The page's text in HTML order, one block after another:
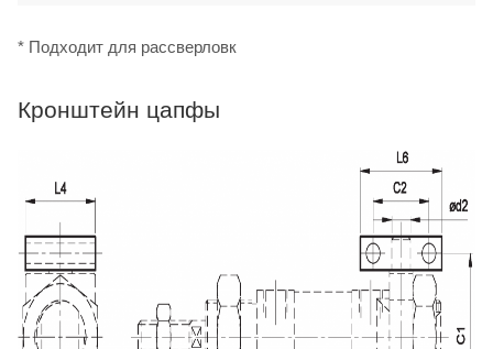
* Подходит для рассверловк
Кронштейн цапфы